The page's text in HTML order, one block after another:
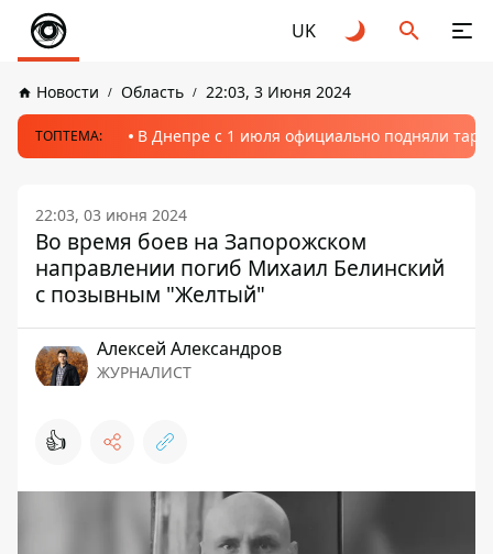
UK
Новости Область 22:03, 3 Июня 2024
ТОПТЕМА: В Днепре с 1 июля официально подняли
22:03, 03 июня 2024
Во время боев на Запорожском
направлении погиб Михаил Белинский
с позывным "Желтый"
Алексей Александров
ЖУРНАЛИСТ
👍